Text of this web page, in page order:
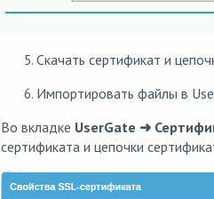
Скачать сертификат и
Импортировать файлы в
Во вкладке UserGate ➜
сертификата и цепочки